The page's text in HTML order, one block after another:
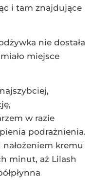
i tam znajdujące
nie dostała
miejsce
w razie
podrażnienia.
kremu
minut, aż Lilash